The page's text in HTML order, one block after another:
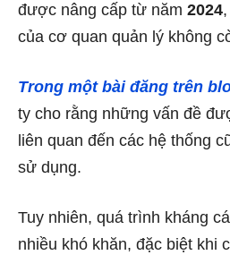
được nâng cấp từ năm 2024
của cơ quan quản lý không
Trong một bài đăng trên
ty cho rằng những vấn đề
liên quan đến các hệ thống
sử dụng.
Tuy nhiên, quá trình kháng
nhiều khó khăn, đặc biệt khi